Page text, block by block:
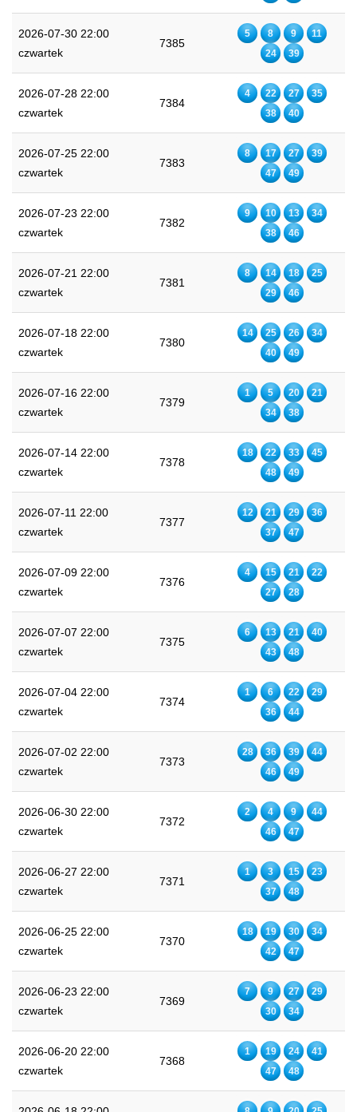
2026-07-30 22:00
czwartek
7385
5 8 9
11
24
39
2026-07-28 22:00
czwartek
7384
4 22 27
35
38
40
2026-07-25 22:00
czwartek
7383
8 17 27
39
47
49
2026-07-23 22:00
czwartek
7382
9 10 13
34
38
46
2026-07-21 22:00
czwartek
7381
8 14 18
25
29
46
2026-07-18 22:00
czwartek
7380
14 25 26
34
40
49
2026-07-16 22:00
czwartek
7379
1 5 20
21
34
38
2026-07-14 22:00
czwartek
7378
18 22 33
45
48
49
2026-07-11 22:00
czwartek
7377
12 21 29
36
37
47
2026-07-09 22:00
czwartek
7376
4 15 21
22
27
28
2026-07-07 22:00
czwartek
7375
6 13 21
40
43
48
2026-07-04 22:00
czwartek
7374
1 6 22
29
36
44
2026-07-02 22:00
czwartek
7373
28 36 39
44
46
49
2026-06-30 22:00
czwartek
7372
2 4 9
44
46
47
2026-06-27 22:00
czwartek
7371
1 3 15
23
37
48
2026-06-25 22:00
czwartek
7370
18 19 30
34
42
47
2026-06-23 22:00
czwartek
7369
7 9 27
29
30
34
2026-06-20 22:00
czwartek
7368
1 19 24
41
47
48